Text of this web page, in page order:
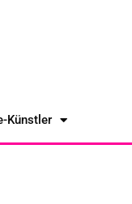
Künstler